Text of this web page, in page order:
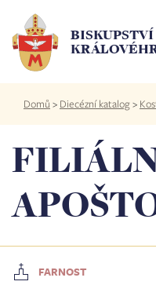
hlavnímu
obsahu
BISKUPSTVÍ
Domů > Diecézní katalog>
FARNOST